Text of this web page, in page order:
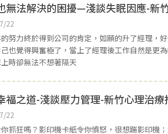
無法解決的困擾—淺談失眠因應-新
22
努力終於得到公司的肯定，如願的升了經理，
也覺得興奮極了，當上了經理後工作自然是更
時卻無法不想著隔天
福之道-淺談壓力管理-新竹心理治療
22
抓狂嗎？影印機卡紙令你憤怒，很想踹影印機